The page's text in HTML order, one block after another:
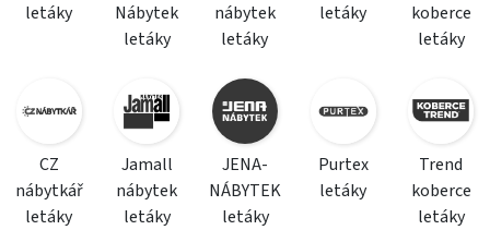
letáky
Nábytek
letáky
nábytek
letáky
letáky
koberce
letáky
CZ
nábytkář
letáky
Jamall
nábytek
letáky
JENA-
NÁBYTEK
letáky
Purtex
letáky
Trend
koberce
letáky